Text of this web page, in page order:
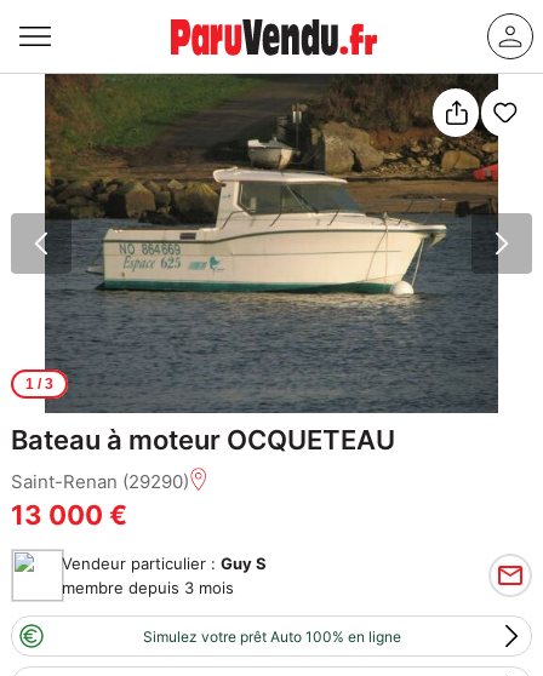
1/ 3
Bateau à moteur OCQUETEAU
Saint-Renan (29290)
13 000 €
Vendeur particulier : Guy S
membre depuis 3 mois
Simulez votre prêt Auto 100% en ligne